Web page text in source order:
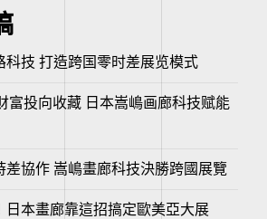
科技 打造跨国零时差展览模式
富投向收藏 日本嵩嶋画廊科技赋能
差協作 嵩嶋畫廊科技決勝跨國展覽
日本畫廊靠這招搞定歐美亞大展